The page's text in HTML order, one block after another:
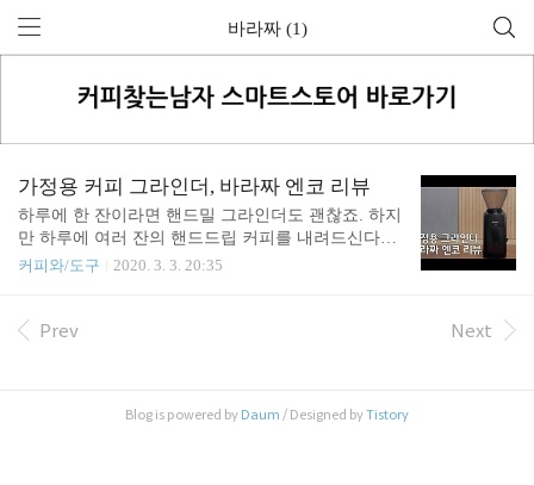
바라짜 (1)
가정용 커피 그라인더, 바라짜 엔코 리뷰
하루에 한 잔이라면 핸드밀 그라인더도 괜찮죠. 하지
만 하루에 여러 잔의 핸드드립 커피를 내려드신다면,
전동식 그라인더가 합리적인 선택이라고 생각합니
커피와/도구 2020. 3. 3. 20:35
Prev Next
Blog is powered by Daum / Designed byTistory